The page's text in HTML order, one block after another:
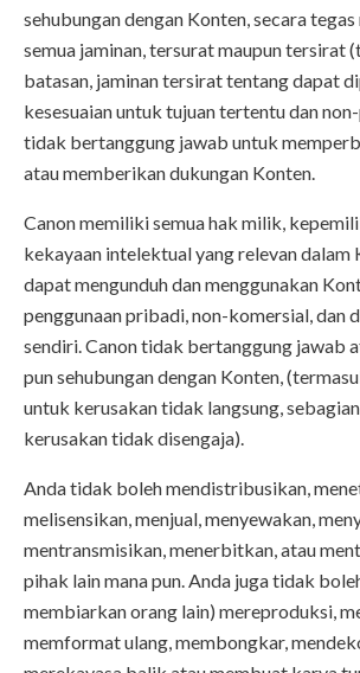
sehubungan dengan Konten, secara
semua jaminan, tersurat maupun tersirat
batasan, jaminan tersirat tentang dapat
kesesuaian untuk tujuan tertentu dan
tidak bertanggung jawab untuk
atau memberikan dukungan Konten.
Canon memiliki semua hak milik,
kekayaan intelektual yang relevan dalam
dapat mengunduh dan menggunakan
penggunaan pribadi, non-komersial, dan
sendiri. Canon tidak bertanggung jawab
pun sehubungan dengan Konten,
untuk kerusakan tidak langsung,
kerusakan tidak disengaja).
Anda tidak boleh mendistribusikan,
melisensikan, menjual, menyewakan,
mentransmisikan, menerbitkan, atau
pihak lain mana pun. Anda juga tidak
membiarkan orang lain) mereproduksi,
memformat ulang, membongkar,